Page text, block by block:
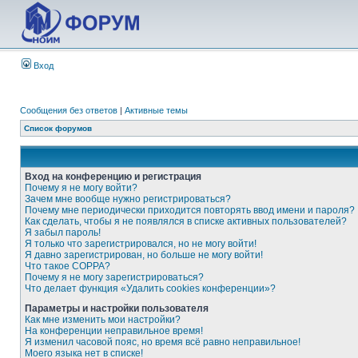
Вход
Сообщения без ответов | Активные темы
Список форумов
Вход на конференцию и регистрация
Почему я не могу войти?
Зачем мне вообще нужно регистрироваться?
Почему мне периодически приходится повторять ввод имени и пароля?
Как сделать, чтобы я не появлялся в списке активных пользователей?
Я забыл пароль!
Я только что зарегистрировался, но не могу войти!
Я давно зарегистрирован, но больше не могу войти!
Что такое COPPA?
Почему я не могу зарегистрироваться?
Что делает функция «Удалить cookies конференции»?
Параметры и настройки пользователя
Как мне изменить мои настройки?
На конференции неправильное время!
Я изменил часовой пояс, но время всё равно неправильное!
Моего языка нет в списке!